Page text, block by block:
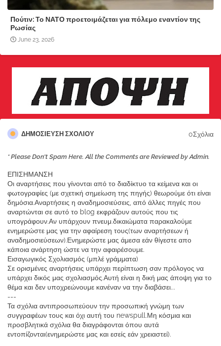
Πούτιν: Το ΝΑΤΟ προετοιμάζεται για πόλεμο εναντίον της
Ρωσίας
June 23, 2026
ΔΗΜΟΣΊΕΥΣΗ ΣΧΟΛΊΟΥ 0Σχόλια
* Please Don't Spam Here. All the Comments are Reviewed by Admin.
ΕΠΙΣΗΜΑΝΣΗ
Οι αναρτήσεις που γίνονται από το διαδίκτυο τα κείμενα και οι
φωτογραφίες (με σχετική σημείωση της πηγής) θεωρούμε ότι είναι
δημόσια.Αναρτήσεις η αναδημοσιεύσεις, από άλλες πηγές που
αναρτώνται σε αυτό το blog εκφράζουν αυτούς που τις
υπογράφουν.Αν υπάρχουν πνευμ.δικαιώματα παρακαλούμε
ενημερώστε μας για την αφαίρεση τους(των αναρτήσεων ή
αναδημοσιεύσεων).Ενημερώστε μας άμεσα εάν θίγεστε απο
κάποια ανάρτηση ώστε να την αφαιρέσουμε.
Εισαγωγικός Σχολιασμός (μπλέ γράμματα)
Σε ορισμένες αναρτήσεις υπάρχει περίπτωση σαν πρόλογος να
υπάρχει δικός μας σχολιασμός.Αυτή είναι η δική μας άποψη για το
θέμα και δεν υποχρεώνουμε κανέναν να την διαβάσει...
---
Τα σχόλια αντιπροσωπεύουν την προσωπική γνώμη των
συγγραφέων τους και όχι αυτή του newspull.Μη κόσμια και
προσβλητικά σχόλια θα διαγράφονται όπου αυτά
εντοπίζονται(ενημερώστε μας και εσείς εάν χρειαστεί).